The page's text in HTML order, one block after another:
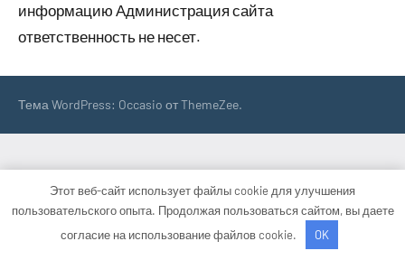
информацию Администрация сайта
ответственность не несет.
Тема WordPress: Occasio от ThemeZee.
Этот веб-сайт использует файлы cookie для улучшения
пользовательского опыта. Продолжая пользоваться сайтом, вы даете
согласие на использование файлов cookie.
OK